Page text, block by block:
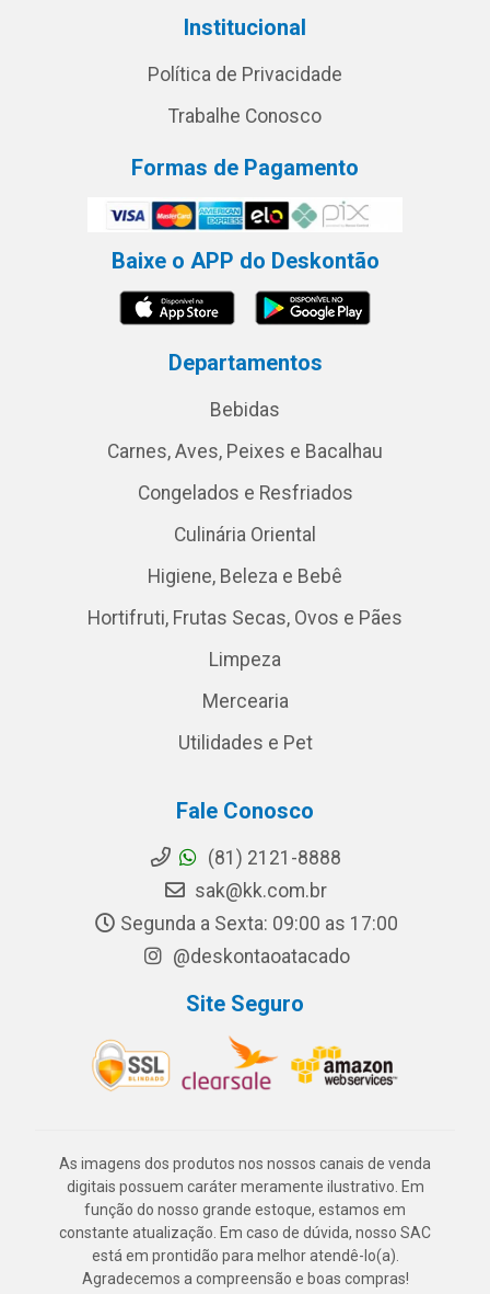
Institucional
Política de Privacidade
Trabalhe Conosco
Formas de Pagamento
Baixe o APP do Deskontão
Departamentos
Bebidas
Carnes, Aves, Peixes e Bacalhau
Congelados e Resfriados
Culinária Oriental
Higiene, Beleza e Bebê
Hortifruti, Frutas Secas, Ovos e Pães
Limpeza
Mercearia
Utilidades e Pet
Fale Conosco
(81) 2121-8888
sak@kk.com.br
Segunda a Sexta: 09:00 as 17:00
@deskontaoatacado
Site Seguro
As imagens dos produtos nos nossos canais de venda
digitais possuem caráter meramente ilustrativo. Em
função do nosso grande estoque, estamos em
constante atualização. Em caso de dúvida, nosso SAC
está em prontidão para melhor atendê-lo(a).
Agradecemos a compreensão e boas compras!